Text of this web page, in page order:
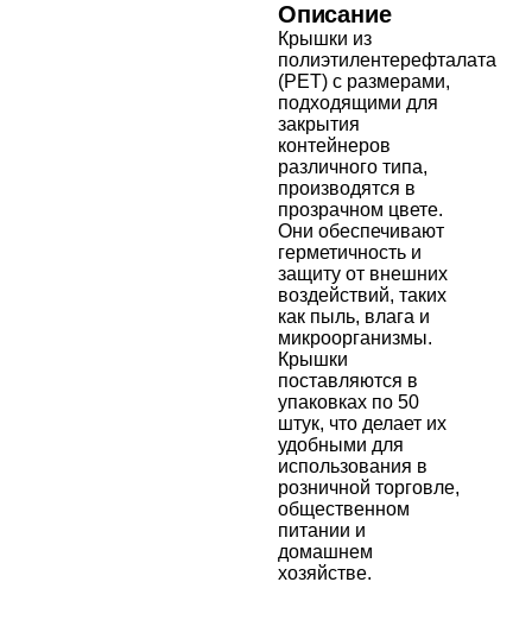
Описание
Крышки из
полиэтилентерефталата
(PET) с размерами,
подходящими для
закрытия
контейнеров
различного типа,
производятся в
прозрачном цвете.
Они обеспечивают
герметичность и
защиту от внешних
воздействий, таких
как пыль, влага и
микроорганизмы.
Крышки
поставляются в
упаковках по 50
штук, что делает их
удобными для
использования в
розничной торговле,
общественном
питании и
домашнем
хозяйстве.